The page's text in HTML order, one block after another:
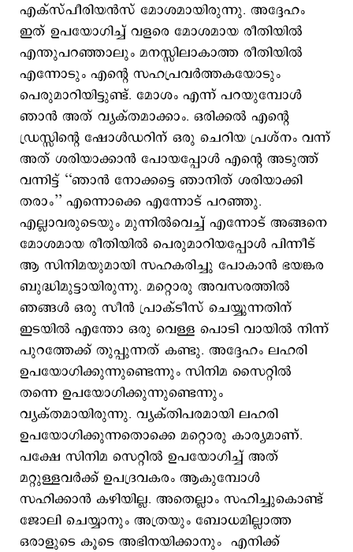
എക്സ്പീരിയൻസ് മോശമായിരുന്നു. അദ്ദേഹം
ഇത് ഉപയോഗിച്ച് വളരെ മോശമായ രീതിയിൽ
എന്തുപറഞ്ഞാലും മനസ്സിലാകാത്ത രീതിയിൽ
എന്നോടും എന്റെ സഹപ്രവർത്തകയോടും
പെരുമാറിയിട്ടുണ്ട്. മോശം എന്ന് പറയുമ്പോൾ
ഞാൻ അത് വ്യക്തമാക്കാം. ഒരിക്കൽ എന്റെ
ഡ്രസ്സിന്റെ ഷോൾഡറിന് ഒരു ചെറിയ പ്രശ്നം വന്ന്
അത് ശരിയാക്കാൻ പോയപ്പോൾ എന്റെ അടുത്ത്
വന്നിട്ട് ‘‘ഞാൻ നോക്കട്ടെ ഞാനിത് ശരിയാക്കി
തരാം’’ എന്നൊക്കെ എന്നോട് പറഞ്ഞു.
എല്ലാവരുടെയും മുന്നിൽവെച്ച് എന്നോട് അങ്ങനെ
മോശമായ രീതിയിൽ പെരുമാറിയപ്പോൾ പിന്നീട്
ആ സിനിമയുമായി സഹകരിച്ചു പോകാൻ ഭയങ്കര
ബുദ്ധിമുട്ടായിരുന്നു. മറ്റൊരു അവസരത്തിൽ
ഞങ്ങൾ ഒരു സീൻ പ്രാക്ടീസ് ചെയ്യുന്നതിന്
ഇടയിൽ എന്തോ ഒരു വെള്ള പൊടി വായിൽ നിന്ന്
പുറത്തേക്ക് തുപ്പുന്നത് കണ്ടു. അദ്ദേഹം ലഹരി
ഉപയോഗിക്കുന്നുണ്ടെന്നും സിനിമ സൈറ്റിൽ
തന്നെ ഉപയോഗിക്കുന്നുണ്ടെന്നും
വ്യക്തമായിരുന്നു. വ്യക്തിപരമായി ലഹരി
ഉപയോഗിക്കുന്നതൊക്കെ മറ്റൊരു കാര്യമാണ്.
പക്ഷേ സിനിമ സെറ്റിൽ ഉപയോഗിച്ച് അത്
മറ്റുള്ളവർക്ക് ഉപദ്രവകരം ആകുമ്പോൾ
സഹിക്കാൻ കഴിയില്ല. അതെല്ലാം സഹിച്ചുകൊണ്ട്
ജോലി ചെയ്യാനും അത്രയും ബോധമില്ലാത്ത
ഒരാളുടെ കൂടെ അഭിനയിക്കാനും എനിക്ക്